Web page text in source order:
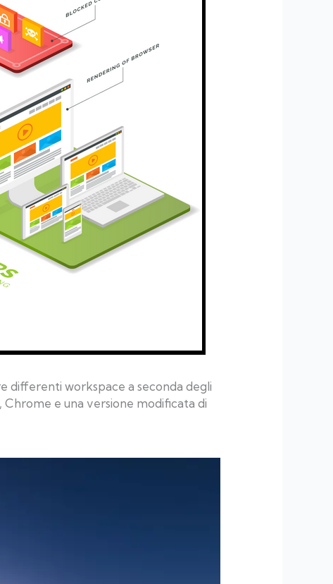
differenti workspace a seconda degli
Chrome e una versione modificata di